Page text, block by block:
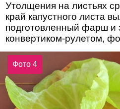
Утолщения на листьях
край капустного листа
подготовленный фарш и
конвертиком-рулетом,
Фото 4